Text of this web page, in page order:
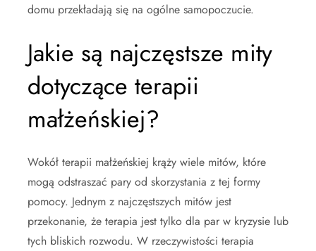
domu przekładają się na ogólne samopoczucie.
Jakie są najczęstsze mity
dotyczące terapii
małżeńskiej?
Wokół terapii małżeńskiej krąży wiele mitów, które
mogą odstraszać pary od skorzystania z tej formy
pomocy. Jednym z najczęstszych mitów jest
przekonanie, że terapia jest tylko dla par w kryzysie lub
tych bliskich rozwodu. W rzeczywistości terapia